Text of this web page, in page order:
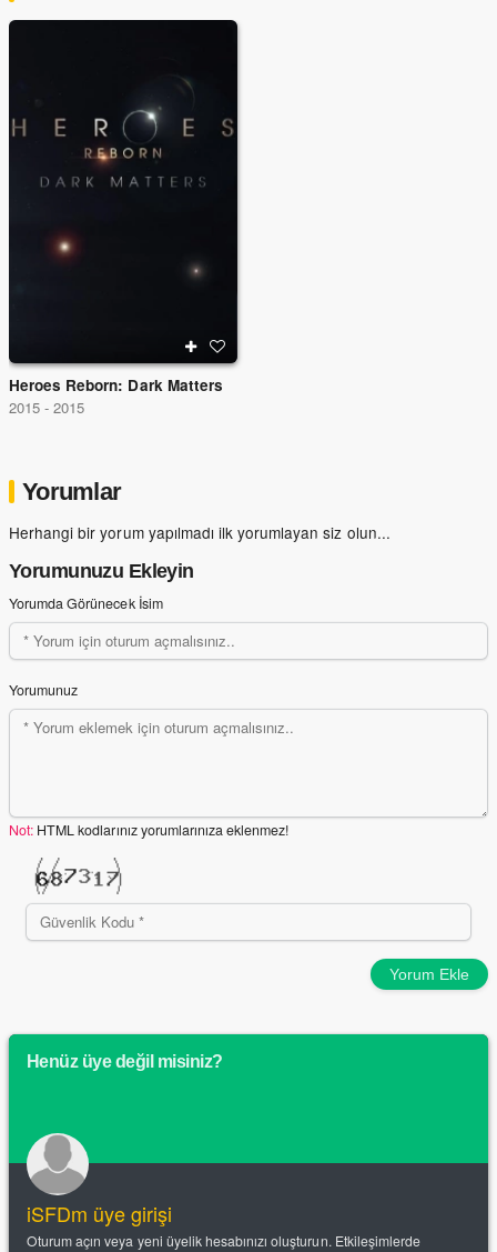
Heroes Reborn: Dark Matters
2015 - 2015
Yorumlar
Herhangi bir yorum yapılmadı ilk yorumlayan siz olun...
Yorumunuzu Ekleyin
Yorumda Görünecek İsim
Yorumunuz
Not: HTML kodlarınız yorumlarınıza eklenmez!
Yorum Ekle
Henüz üye değil misiniz?
iSFDm üye girişi
Oturum açın veya yeni üyelik hesabınızı oluşturun. Etkileşimlerde